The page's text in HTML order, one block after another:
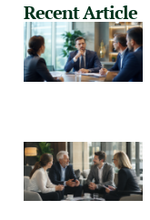
Recent Article